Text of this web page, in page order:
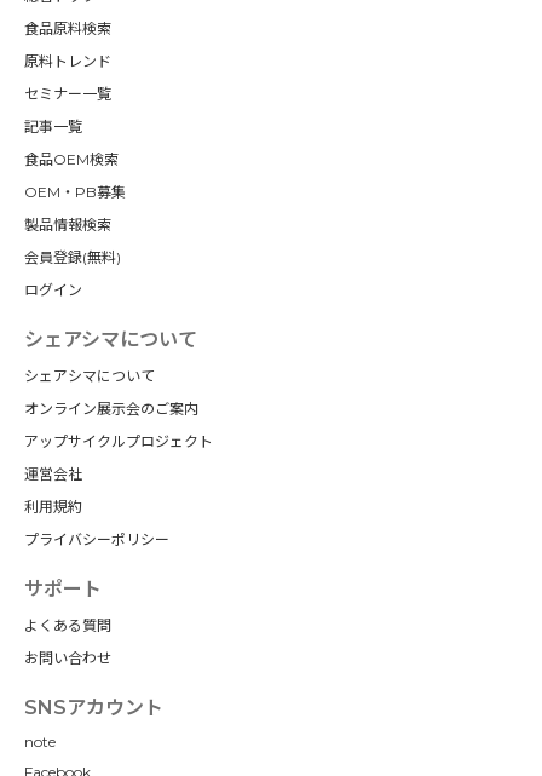
食品原料検索
原料トレンド
セミナー一覧
記事一覧
食品OEM検索
OEM・PB募集
製品情報検索
会員登録(無料)
ログイン
シェアシマについて
シェアシマについて
オンライン展示会のご案内
アップサイクルプロジェクト
運営会社
利用規約
プライバシーポリシー
サポート
よくある質問
お問い合わせ
SNSアカウント
note
Facebook